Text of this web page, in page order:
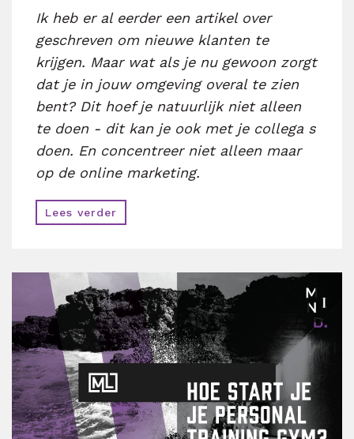
Ik heb er al eerder een artikel over
geschreven om nieuwe klanten te
krijgen. Maar wat als je nu gewoon zorgt
dat je in jouw omgeving overal te zien
bent? Dit hoef je natuurlijk niet alleen
te doen - dit kan je ook met je collega s
doen. En concentreer niet alleen maar
op de online marketing.
Lees verder